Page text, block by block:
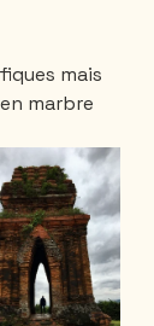
mais
marbre